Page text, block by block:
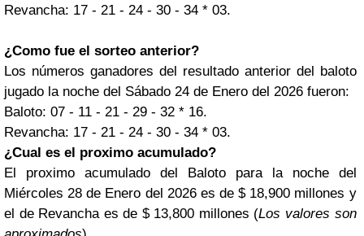
Revancha: 17 - 21 - 24 - 30 - 34 * 03.
¿Como fue el sorteo anterior?
Los números ganadores del resultado anterior del baloto
jugado la noche del Sábado 24 de Enero del 2026 fueron:
Baloto: 07 - 11 - 21 - 29 - 32 * 16.
Revancha: 17 - 21 - 24 - 30 - 34 * 03.
¿Cual es el proximo acumulado?
El proximo acumulado del Baloto para la noche del
Miércoles 28 de Enero del 2026 es de $ 18,900 millones y
el de Revancha es de $ 13,800 millones (Los valores son